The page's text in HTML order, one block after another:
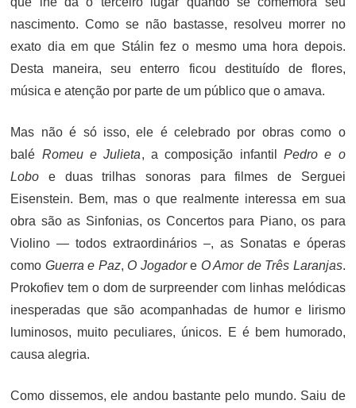
nascimento. Como se não bastasse, resolveu morrer no
exato dia em que Stálin fez o mesmo uma hora depois.
Desta maneira, seu enterro ficou destituído de flores,
música e atenção por parte de um público que o amava.
Mas não é só isso, ele é celebrado por obras como o
balé Romeu e Julieta, a composição infantil Pedro e o
Lobo e duas trilhas sonoras para filmes de Serguei
Eisenstein. Bem, mas o que realmente interessa em sua
obra são as Sinfonias, os Concertos para Piano, os para
Violino — todos extraordinários –, as Sonatas e óperas
como Guerra e Paz, O Jogadore O Amor de Três Laranjas.
Prokofiev tem o dom de surpreender com linhas melódicas
inesperadas que são acompanhadas de humor e lirismo
luminosos, muito peculiares, únicos. E é bem humorado,
causa alegria.
Como dissemos, ele andou bastante pelo mundo. Saiu de